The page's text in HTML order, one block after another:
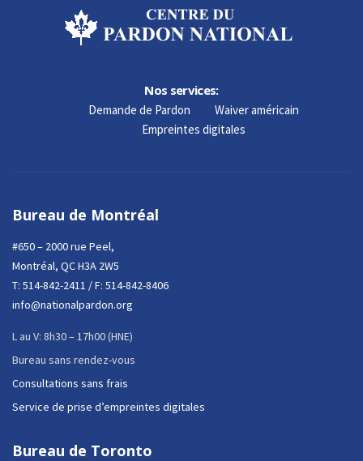
Nos services:
Demande de Pardon
Waiver américain
Empreintes digitales
Bureau de Montréal
#650 – 2000 rue Peel,
Montréal, QC H3A 2W5
T: 514-842-2411 / F: 514-842-8406
info@nationalpardon.org
L au V: 8h30 – 17h00 (HNE)
Bureau sans rendez-vous
Consultations sans frais
Service de prise d’empreintes digitales
Bureau de Toronto